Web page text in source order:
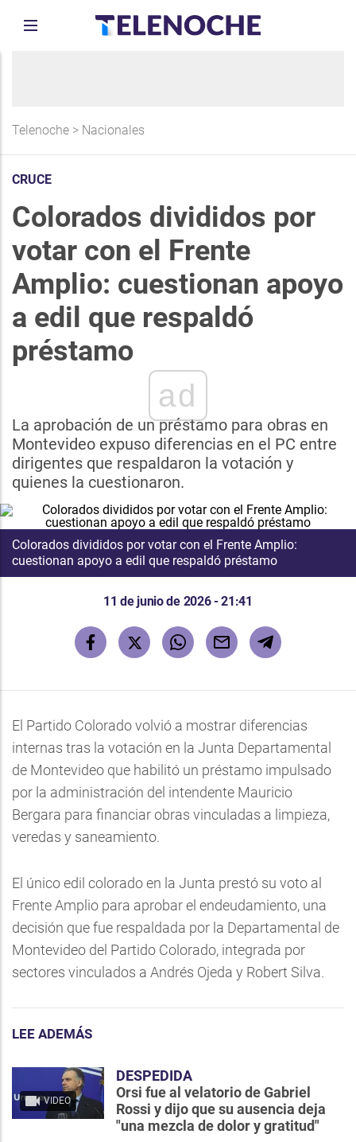
Telenoche > Nacionales
CRUCE
Colorados divididos por
votar con el Frente
Amplio: cuestionan apoyo
a edil que respaldó
préstamo
ad
La aprobación de un préstamo para obras en
Montevideo expuso diferencias en el PC entre
dirigentes que respaldaron la votación y
quienes la cuestionaron.
Colorados divididos por votar con el Frente Amplio:
cuestionan apoyo a edil que respaldó préstamo
11 de junio de 2026 - 21:41
El Partido Colorado volvió a mostrar diferencias
internas tras la votación en la Junta Departamental
de Montevideo que habilitó un préstamo impulsado
por la administración del intendente Mauricio
Bergara para financiar obras vinculadas a limpieza,
veredas y saneamiento.
El único edil colorado en la Junta prestó su voto al
Frente Amplio para aprobar el endeudamiento, una
decisión que fue respaldada por la Departamental de
Montevideo del Partido Colorado, integrada por
sectores vinculados a Andrés Ojeda y Robert Silva.
LEE ADEMÁS
VIDEO
DESPEDIDA
Orsi fue al velatorio de Gabriel
Rossi y dijo que su ausencia deja
"una mezcla de dolor y gratitud"